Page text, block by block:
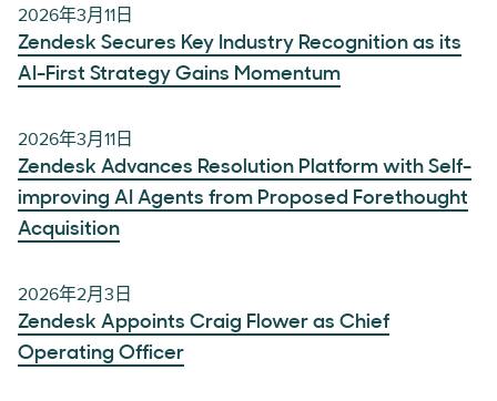
2026年3月11日
Zendesk Secures Key Industry Recognition as its
AI-First Strategy Gains Momentum
2026年3月11日
Zendesk Advances Resolution Platform with Self-
improving AI Agents from Proposed Forethought
Acquisition
2026年2月3日
Zendesk Appoints Craig Flower as Chief
Operating Officer